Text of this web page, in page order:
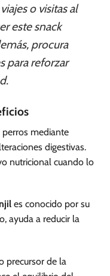
o visitas al
este snack
procura
para reforzar
perros mediante
digestivas.
nutricional cuando lo
es conocido por su
ayuda a reducir la
precursor de la